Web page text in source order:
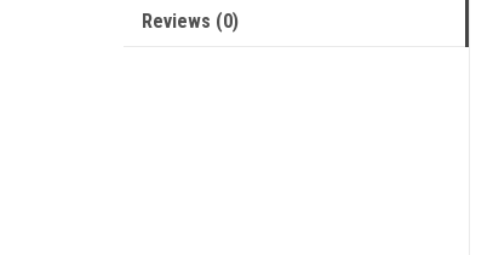
Reviews (0)